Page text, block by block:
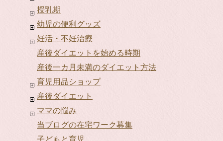
授乳期
幼児の便利グッズ
妊活・不妊治療
産後ダイエットを始める時期
産後一カ月未満のダイエット方法
育児用品ショップ
産後ダイエット
ママの悩み
当ブログの在宅ワーク募集
子どもと育児